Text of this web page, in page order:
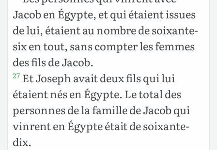
Jacob en Égypte, et qui étaient issues
de lui, étaient au nombre de soixante-
six en tout, sans compter les femmes
des fils de Jacob.
27 Et Joseph avait deux fils qui lui
étaient nés en Égypte. Le total des
personnes de la famille de Jacob qui
vinrent en Égypte était de soixante-
dix.